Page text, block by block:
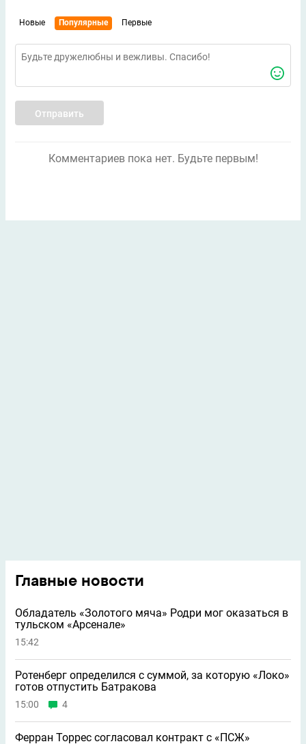
Новые Популярные Первые
Отправить
Комментариев пока нет. Будьте первым!
Главные новости
Обладатель «Золотого мяча» Родри мог оказаться в
тульском «Арсенале»
15:42
Ротенберг определился с суммой, за которую «Локо»
готов отпустить Батракова
15:00 4
Ферран Торрес согласовал контракт с «ПСЖ»